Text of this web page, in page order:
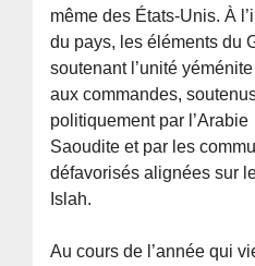
même des États-Unis. À
du pays, les éléments du
soutenant l’unité
aux commandes,
politiquement par l’Arabie
Saoudite et par les
défavorisés alignées sur
Islah.
Au cours de l’année qui